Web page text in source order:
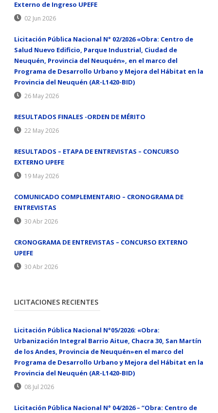
Externo de Ingreso UPEFE
02 Jun 2026
Licitación Pública Nacional N° 02/2026 «Obra: Centro de
Salud Nuevo Edificio, Parque Industrial, Ciudad de
Neuquén, Provincia del Neuquén», en el marco del
Programa de Desarrollo Urbano y Mejora del Hábitat en la
Provincia del Neuquén (AR-L1420-BID)
26 May 2026
RESULTADOS FINALES -ORDEN DE MÉRITO
22 May 2026
RESULTADOS – ETAPA DE ENTREVISTAS – CONCURSO
EXTERNO UPEFE
19 May 2026
COMUNICADO COMPLEMENTARIO – CRONOGRAMA DE
ENTREVISTAS
30 Abr 2026
CRONOGRAMA DE ENTREVISTAS – CONCURSO EXTERNO
UPEFE
30 Abr 2026
LICITACIONES RECIENTES
Licitación Pública Nacional N°05/2026: «Obra:
Urbanización Integral Barrio Aitue, Chacra 30, San Martín
de los Andes, Provincia de Neuquén»en el marco del
Programa de Desarrollo Urbano y Mejora del Hábitat en la
Provincia del Neuquén (AR-L1420-BID)
08 Jul 2026
Licitación Pública Nacional N° 04/2026 – “Obra: Centro de